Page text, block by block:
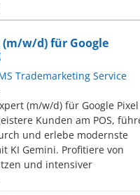
(m/w/d) für Google
Trademarketing Service
(m/w/d) für Google Pixel
Kunden am POS,
und erlebe modernste
KI Gemini. Profitiere von
und intensiver